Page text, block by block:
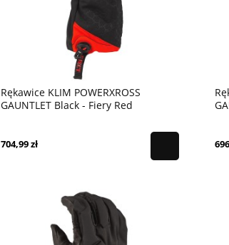
Rękawice KLIM POWERXROSS
GAUNTLET Black - Fiery Red
704,99 zł